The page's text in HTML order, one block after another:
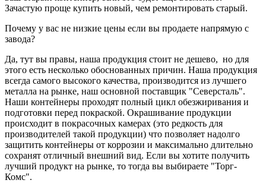
Зачастую проще купить новый, чем ремонтировать старый.
Почему у вас не низкие цены если вы продаете напрямую с
завода?
Да, тут вы правы, наша продукция стоит не дешево, но для
этого есть несколько обоснованных причин. Наша продукция
всегда самого высокого качества, производится из лучшего
металла на рынке, наш основной поставщик "Северсталь".
Наши контейнеры проходят полный цикл обезжиривания и
подготовки перед покраской. Окрашивание продукции
происходит в покрасочных камерах (это редкость для
производителей такой продукции) что позволяет надолго
защитить контейнеры от коррозии и максимально длительно
сохранят отличный внешний вид. Если вы хотите получить
лучший продукт на рынке, то тогда вы выбираете "Торг-
Комс".